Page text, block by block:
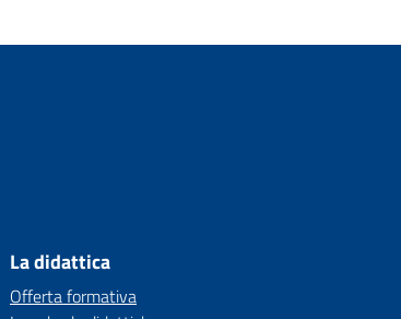
La didattica
Offerta formativa